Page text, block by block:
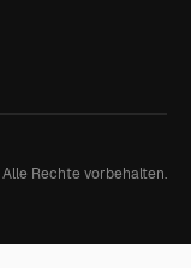
Alle Rechte vorbehalten.